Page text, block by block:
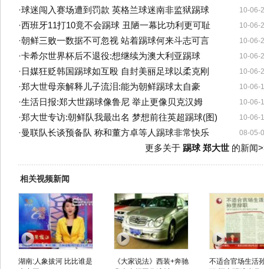
10-06-
·球迷闯入赛场遭到罚款 英格兰球迷南非监狱踢球
10-06-
·西班牙11打10竟不会踢球 丑陋一幕比功利更可耻
10-06-
·朝鲜三败一数据不可忽视 站着踢球何来斗志可言
10-06-
·卡希尔世界杯后不退役:想继续为澳大利亚踢球
10-06-
· 日媒狂贬韩国踢球如互殴 自封美丽足球以柔克刚
10-06-
·郑大世母亲解释儿子流泪:能为朝鲜踢球太自豪
10-06-
·生活日报:郑大世踢球像鲁尼 举止更像贝克汉姆
10-06-
·郑大世专访:朝鲜队我最出名 梦想前往英超踢球(图)
08-05-
·曼联队长谈预备队 称和董方卓等人踢球非常快乐
更多关于 踢球 郑大世的新闻
相关视频新闻
湖南:人象拔河 比比谁是
《大家说法》西装+奔驰
不适合官场生活